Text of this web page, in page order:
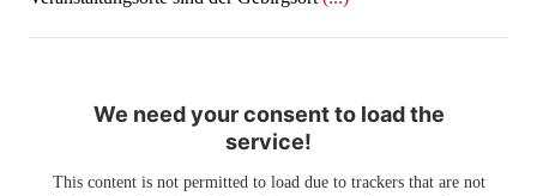
We need your consent to load the
service!
This content is not permitted to load due to trackers that are not